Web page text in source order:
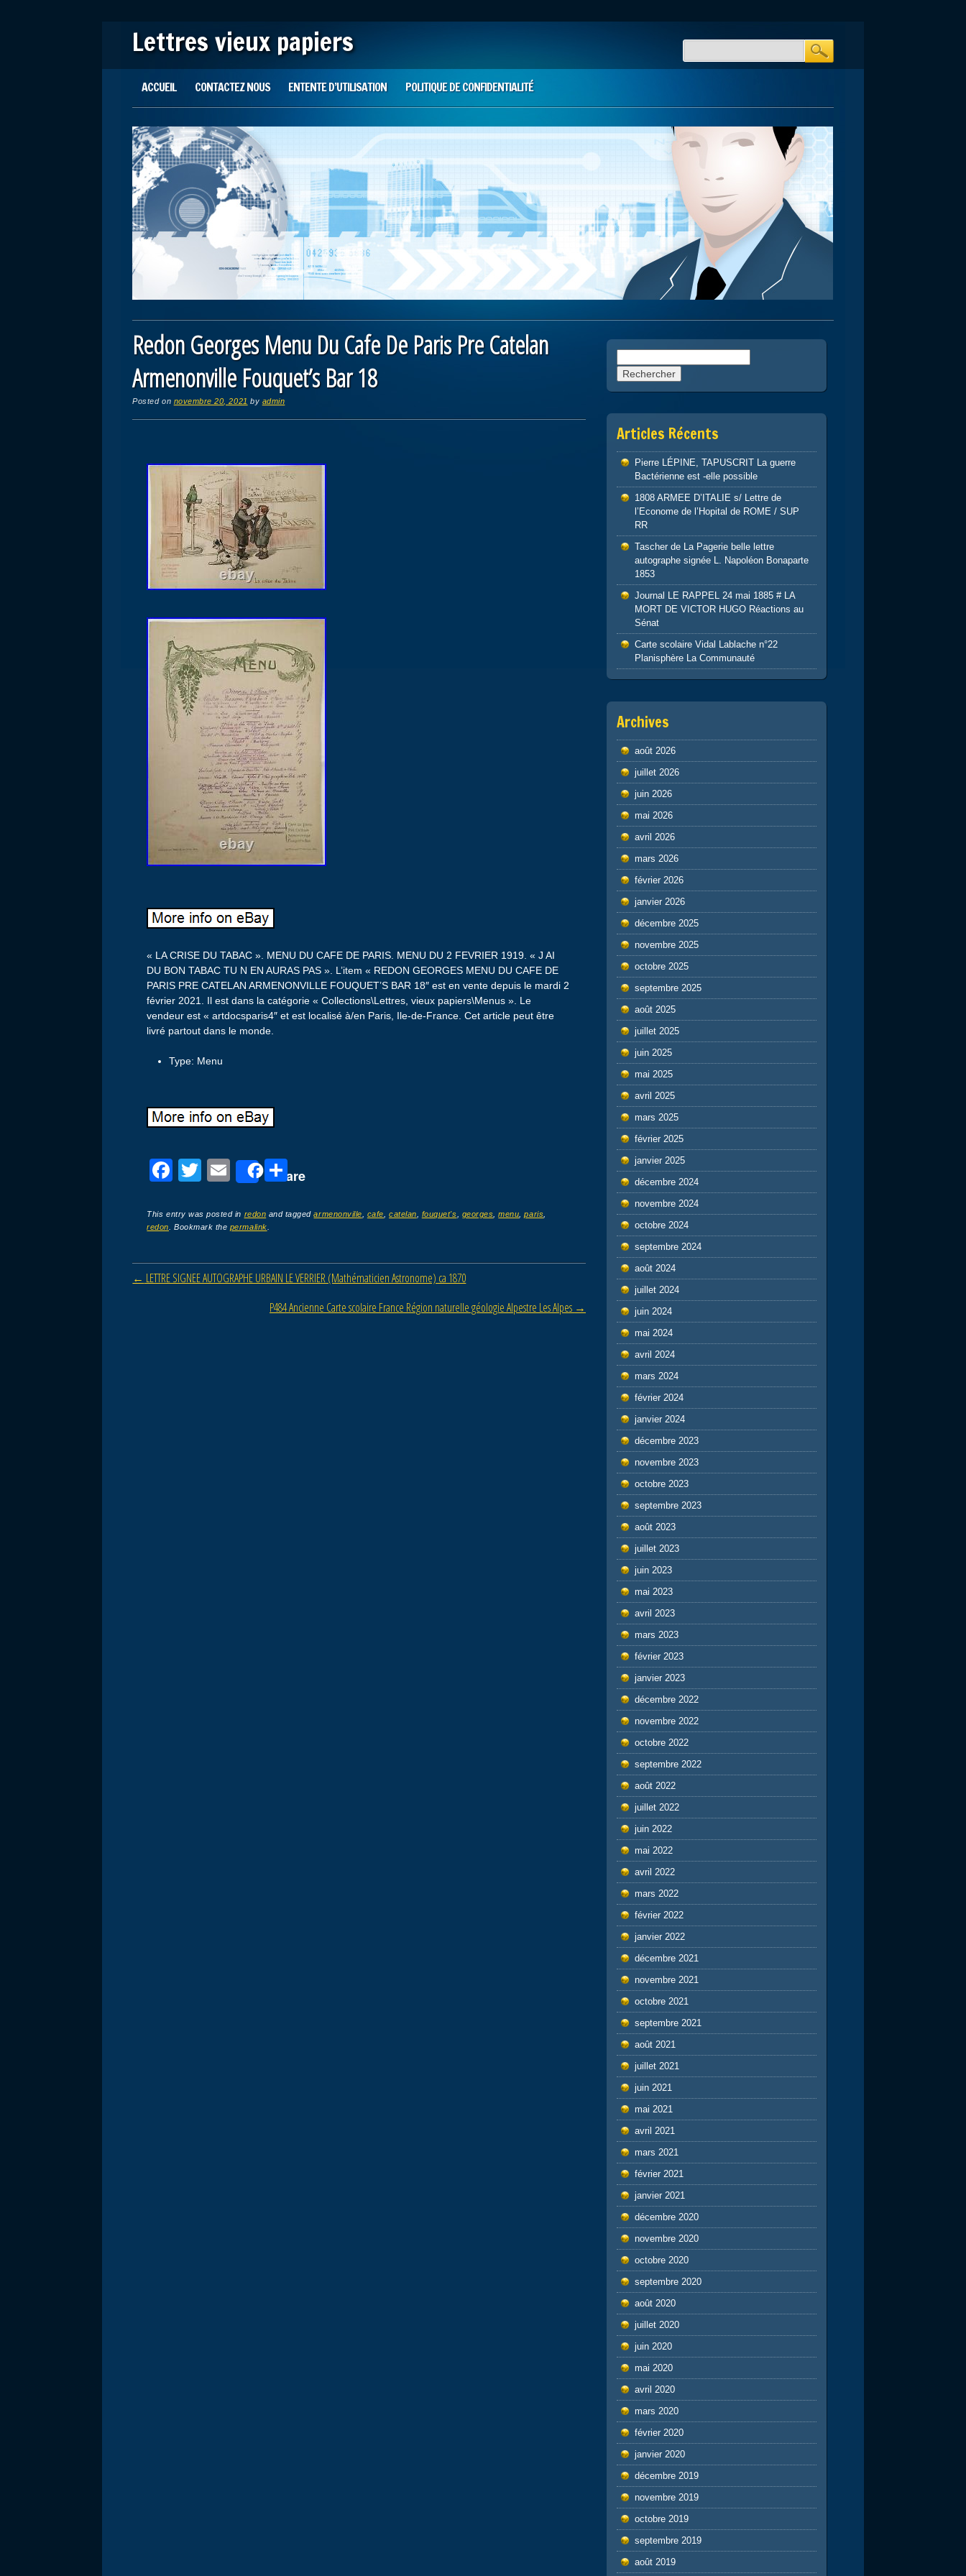
Lettres vieux papiers
Main menu
ACCUEIL CONTACTEZ NOUS ENTENTE D’UTILISATION POLITIQUE DE CONFIDENTIALITÉ
Redon Georges Menu Du Cafe De Paris Pre Catelan
Armenonville Fouquet’s Bar 18
Posted on novembre 20, 2021 by admin
« LA CRISE DU TABAC ». MENU DU CAFE DE PARIS. MENU DU 2 FEVRIER 1919. « J AI
DU BON TABAC TU N EN AURAS PAS ». L’item « REDON GEORGES MENU DU CAFE DE
PARIS PRE CATELAN ARMENONVILLE FOUQUET’S BAR 18″ est en vente depuis le mardi 2
février 2021. Il est dans la catégorie « Collections\Lettres, vieux papiers\Menus ». Le
vendeur est « artdocsparis4″ et est localisé à/en Paris, Ile-de-France. Cet article peut être
livré partout dans le monde.
Type: Menu
F
c
e
b
o
T
tt
er
E
ail
Share
P
ta
er
This entry was posted in redon and taggedarmenonville cafe ,catelan fouquet's georges ,menu ,paris
redon . Bookmark the permalink
Post navigation
← LETTRE SIGNEE AUTOGRAPHE URBAIN LE VERRIER (Mathématicien Astronome) ca 1870
P484 Ancienne Carte scolaire France Région naturelle géologie Alpestre Les Alpes →
Articles Récents
Pierre LÉPINE, TAPUSCRIT La guerre
Bactérienne est -elle possible
1808 ARMEE D’ITALIE s/ Lettre de
l’Econome de l’Hopital de ROME / SUP
RR
Tascher de La Pagerie belle lettre
autographe signée L. Napoléon Bonaparte
1853
Journal LE RAPPEL 24 mai 1885 # LA
MORT DE VICTOR HUGO Réactions au
Sénat
Carte scolaire Vidal Lablache n°22
Planisphère La Communauté
Archives
août 2026
juillet 2026
juin 2026
mai 2026
avril 2026
mars 2026
février 2026
janvier 2026
décembre 2025
novembre 2025
octobre 2025
septembre 2025
août 2025
juillet 2025
juin 2025
mai 2025
avril 2025
mars 2025
février 2025
janvier 2025
décembre 2024
novembre 2024
octobre 2024
septembre 2024
août 2024
juillet 2024
juin 2024
mai 2024
avril 2024
mars 2024
février 2024
janvier 2024
décembre 2023
novembre 2023
octobre 2023
septembre 2023
août 2023
juillet 2023
juin 2023
mai 2023
avril 2023
mars 2023
février 2023
janvier 2023
décembre 2022
novembre 2022
octobre 2022
septembre 2022
août 2022
juillet 2022
juin 2022
mai 2022
avril 2022
mars 2022
février 2022
janvier 2022
décembre 2021
novembre 2021
octobre 2021
septembre 2021
août 2021
juillet 2021
juin 2021
mai 2021
avril 2021
mars 2021
février 2021
janvier 2021
décembre 2020
novembre 2020
octobre 2020
septembre 2020
août 2020
juillet 2020
juin 2020
mai 2020
avril 2020
mars 2020
février 2020
janvier 2020
décembre 2019
novembre 2019
octobre 2019
septembre 2019
août 2019